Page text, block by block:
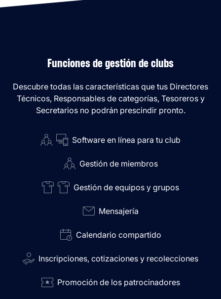
Funciones de gestión de clubs
Descubre todas las características que tus Directores
Técnicos, Responsables de categorías, Tesoreros y
Secretarios no podrán prescindir pronto.
Software en línea para tu club
Gestión de miembros
Gestión de equipos y grupos
Mensajería
Calendario compartido
Inscripciones, cotizaciones y recolecciones
Promoción de los patrocinadores